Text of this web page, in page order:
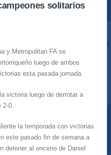
solitarios
y Metropolitan FA se
luego de ambos
esta pasada jornada.
victoria luego de derrotar a
0.
la temporada con victorias
este pasado fin de semana a
detener al onceno de Daniel